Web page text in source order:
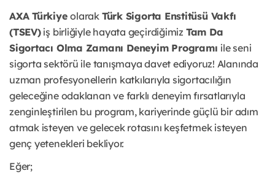
AXA Türkiyeolarak Türk Sigorta Enstitüsü Vakfı
(TSEV)iş birliğiyle hayata geçirdiğimiz Tam Da
Sigortacı Olma Zamanı Deneyim Programı ile seni
sigorta sektörü ile tanışmaya davet ediyoruz! Alanında
uzman profesyonellerin katkılarıyla sigortacılığın
geleceğine odaklanan ve farklı deneyim fırsatlarıyla
zenginleştirilen bu program, kariyerinde güçlü bir adım
atmak isteyen ve gelecek rotasını keşfetmek isteyen
genç yetenekleri bekliyor.
Eğer;